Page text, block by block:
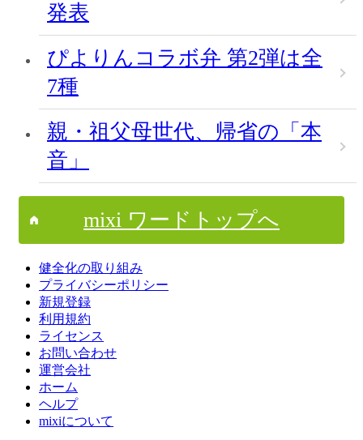
発表
ぴよりんコラボ弁 第2弾は全
7種
親・祖父母世代、帰省の「本
音」
mixi ワードトップへ
健全化の取り組み
プライバシーポリシー
新規登録
利用規約
ライセンス
お問い合わせ
運営会社
ホーム
ヘルプ
mixiについて